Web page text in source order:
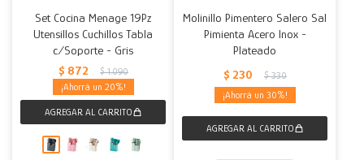
Set Cocina Menage 19Pz
Utensillos Cuchillos Tabla
c/Soporte - Gris
$ 872 $ 1.090
20
Molinillo Pimentero Salero Sal
Pimienta Acero Inox -
Plateado
$ 230 $ 330
30